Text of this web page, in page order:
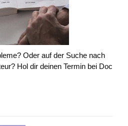
Oder auf der Suche nach
Hol dir deinen Termin bei Doc